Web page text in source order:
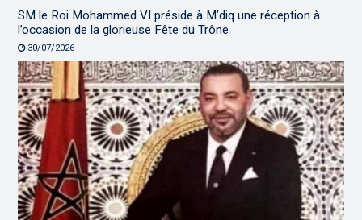
SM le Roi Mohammed VI préside à M’diq une réception à
l’occasion de la glorieuse Fête du Trône
30/07/2026